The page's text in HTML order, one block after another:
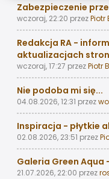
Zabezpieczenie
wczoraj, 22:20 przezPiotr
Redakcja RA -
aktualizacjach
wczoraj, 17:27 przezPiotr
Nie podoba mi się...
04.08.2026, 12:31 przez
Inspiracja - płytkie
02.08.2026, 23:51 przez
Galeria Green
21.07.2026, 22:00 przez